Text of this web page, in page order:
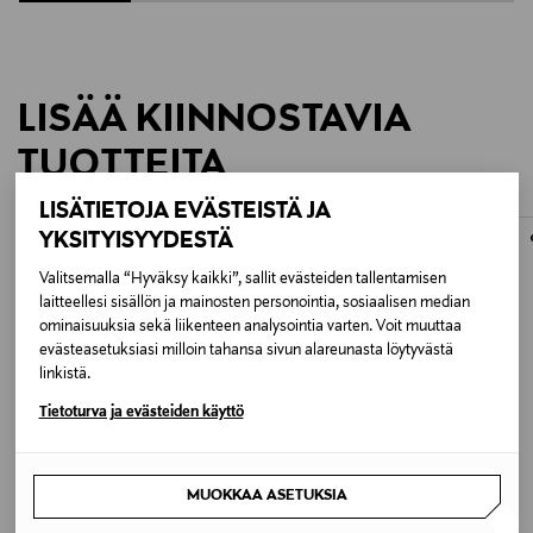
LISÄTIETOJA EVÄSTEISTÄ JA
YKSITYISYYDESTÄ
Valitsemalla “Hyväksy kaikki”, sallit evästeiden tallentamisen
laitteellesi sisällön ja mainosten personointia, sosiaalisen median
ominaisuuksia sekä liikenteen analysointia varten. Voit muuttaa
evästeasetuksiasi milloin tahansa sivun alareunasta löytyvästä
linkistä.
Tietoturva ja evästeiden käyttö
MUOKKAA ASETUKSIA
Täysin uusi muotoilu
neljälle mikrofonille, jolloin vastamelu- ja
toimivia. Kuulokkeiden mukana tulee nyt neljä
erityisen pienellä koolla, mikä ilahduttaa ahtaamman
korvakäytävän omaavia henkilöitä.
Wear Sensor -toimintoa on uudistettu.
Hybriditekniikka IR-tunnistuksella ja kapasitiivisilla
antureilla tarkoittaa, että käytön tunnistus toimii
entistäkin luotettavammin.
LISÄÄ KIINNOSTAVIA
TUOTTEITA
HEXCLAD
ORIBE